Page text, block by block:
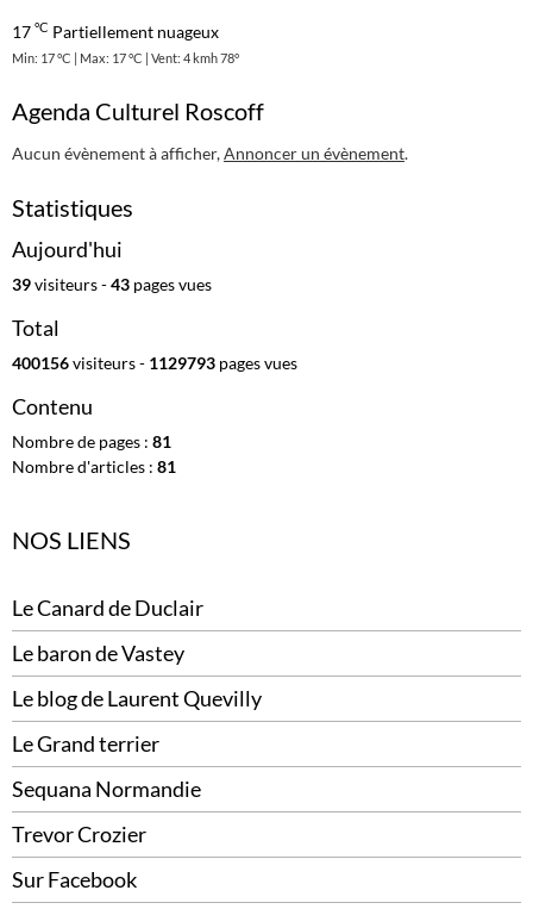
17 °C Partiellement nuageux
Min: 17 °C | Max: 17 °C | Vent: 4 kmh 78°
Agenda Culturel Roscoff
Aucun évènement à afficher,Annoncer un évènement.
Statistiques
Aujourd'hui
39visiteurs -43 pages vues
Total
400156visiteurs - 1129793 pages vues
Contenu
Nombre de pages : 81
Nombre d'articles : 81
NOS LIENS
Le Canard de Duclair
Le baron de Vastey
Le blog de Laurent Quevilly
Le Grand terrier
Sequana Normandie
Trevor Crozier
Sur Facebook